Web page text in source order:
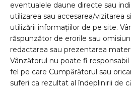
eventualele daune directe sau
utilizarea sau accesarea/vizitarea
utilizării informațiilor de pe site.
răspunzător de erorile sau
redactarea sau prezentarea
Vânzătorul nu poate fi
fel pe care Cumpărătorul sau
suferi ca rezultat al îndeplinirii de